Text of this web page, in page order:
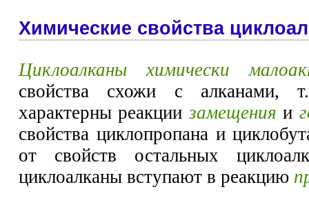
Химические свойства
Циклоалканы химически
свойства схожи с
характерны реакциизамещения и
свойства циклопропана и
от свойств остальных
циклоалканы вступают в реакцию